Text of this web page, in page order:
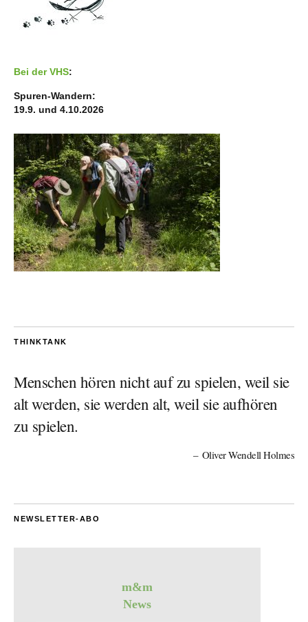
Bei der VHS:
Spuren-Wandern:
19.9. und 4.10.2026
THINKTANK
Menschen hören nicht auf zu spielen, weil sie
alt werden, sie werden alt, weil sie aufhören
zu spielen.
Oliver Wendell Holmes
NEWSLETTER-ABO
m&m
News